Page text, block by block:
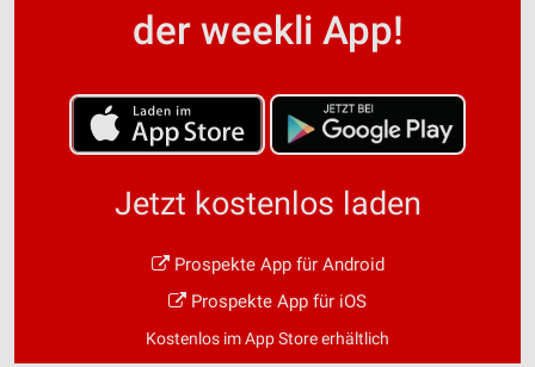
der weekli App!
Jetzt kostenlos laden
Prospekte App für Android
Prospekte App für iOS
Kostenlos im App Store erhältlich